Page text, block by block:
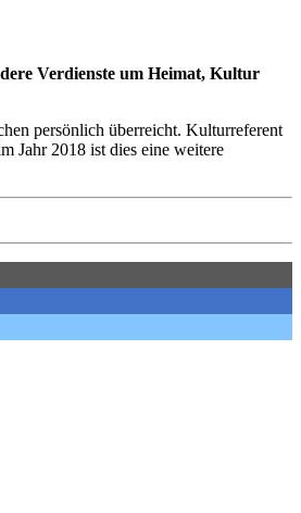
Verdienste um Heimat, Kultur
persönlich überreicht. Kulturreferent
Jahr 2018 ist dies eine weitere